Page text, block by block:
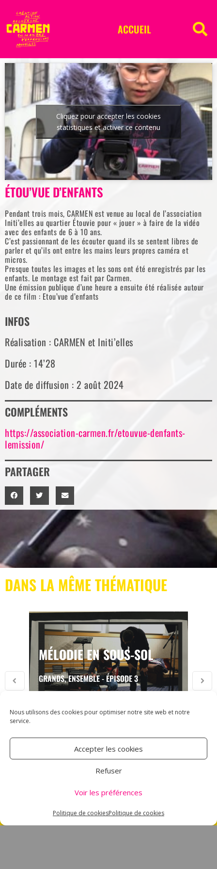
Nous utilisons des cookies pour optimiser notre site web et notre
service.
Accepter les cookies
Refuser
Voir les préférences
Politique de cookiesPolitique de cookies
ACCUEIL
Cliquez pour accepter les cookies
statistiques et activer ce contenu
ÉTOU’VUE D’ENFANTS
Pendant trois mois, CARMEN est venue au local de l’association
Initi’elles au quartier Étouvie pour « jouer » à faire de la vidéo
avec des enfants de 6 à 10 ans.
C’est passionnant de les écouter quand ils se sentent libres de
parler et qu’ils ont entre les mains leurs propres caméra et
micros.
Presque toutes les images et les sons ont été enregistrés par les
enfants. Le montage est fait par Carmen.
Une émission publique d’une heure a ensuite été réalisée autour
de ce film : Etou’vue d’enfants
INFOS
Réalisation : CARMEN et Initi’elles
Durée : 14’28
Date de diffusion : 2 août 2024
COMPLÉMENTS
https://association-carmen.fr/etouvue-denfants-
lemission/
PARTAGER
DANS LA MÊME THÉMATIQUE
MÉLODIE EN SOUS-SOL
GRANDS, ENSEMBLE - ÉPISODE 3
ASSOCIATION CARMEN
80000 AMIENS
TÉL : 03 60 12 34 10
CARMEN@CANALNORD.ORG